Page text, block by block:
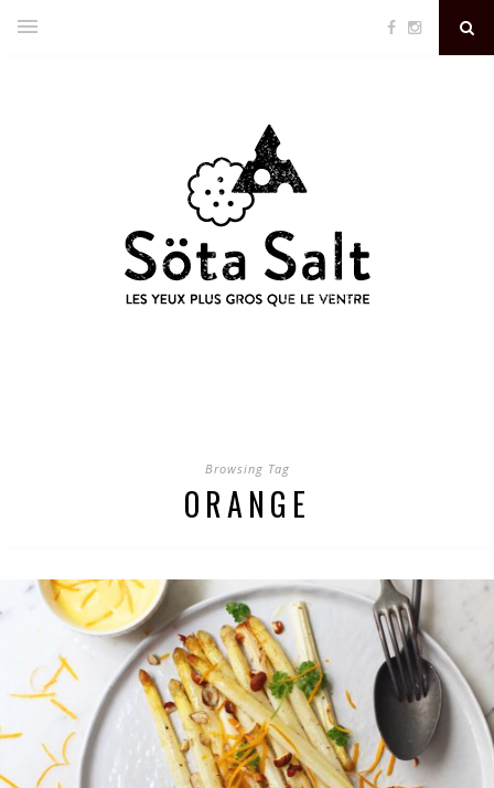
Browsing Tag
ORANGE